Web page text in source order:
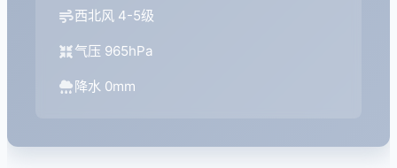
西北风 4-5级
气压 965hPa
降水 0mm